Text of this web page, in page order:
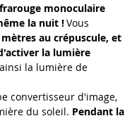
monoculaire
la nuit !Vous
au crépuscule, et
la lumière
la lumière de
convertisseur d'image,
du soleil. Pendant la